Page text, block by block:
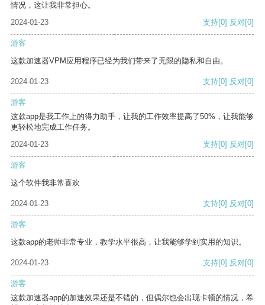
情况，这让我非常担心。
2024-01-23
支持[0] 反对[0]
游客
这款加速器VPM应用程序已经为我们带来了无限的隐私和自由。
2024-01-23 支持[0] 反对[0]
游客
这款app是我工作上的得力助手，让我的工作效率提高了50%，让我能够
更轻松地完成工作任务。
2024-01-23
支持[0] 反对[0]
游客
这个软件我非常喜欢
2024-01-23 支持[0] 反对[0]
游客
这款app的老师非常专业，教学水平很高，让我能够学到实用的知识。
2024-01-23 支持[0] 反对[0]
游客
这款加速器app的加速效果还是不错的，但偶尔也会出现卡顿的情况，希